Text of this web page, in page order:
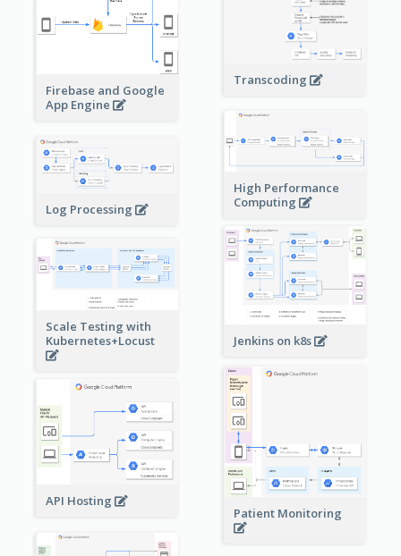
Firebase and Google
App Engine
Transcoding
High Performance
Computing
Log Processing
Jenkins on k8s
Scale Testing with
Kubernetes+Locust
Patient Monitoring
API Hosting